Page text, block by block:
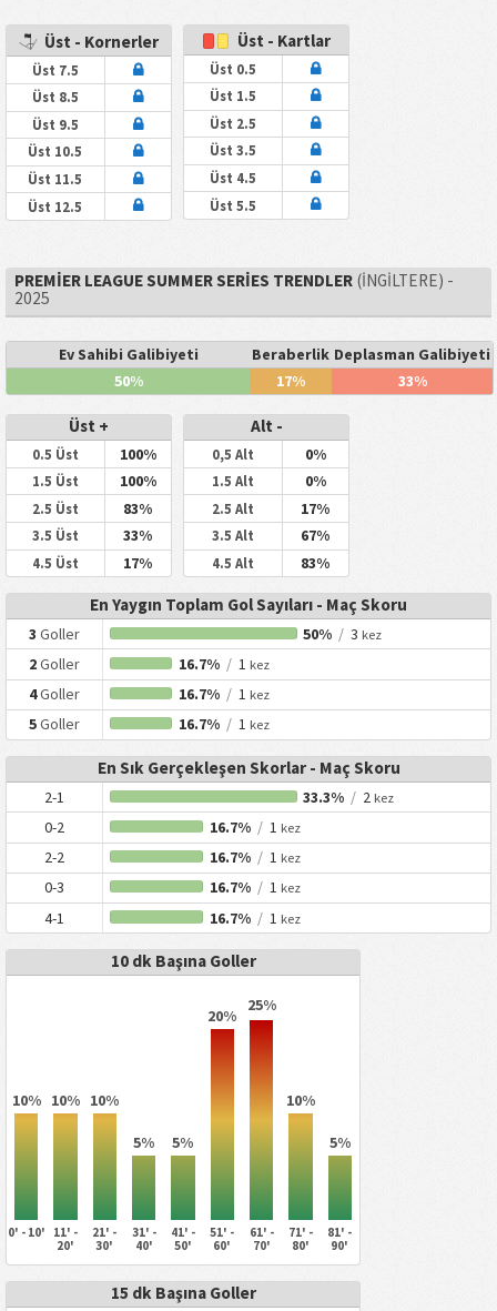
Üst - Kornerler
Üst 7.5
Üst 8.5
Üst 9.5
Üst 10.5
Üst 11.5
Üst 12.5
Üst - Kartlar
Üst 0.5
Üst 1.5
Üst 2.5
Üst 3.5
Üst 4.5
Üst 5.5
PREMIER LEAGUE SUMMER SERIES TRENDLER(İNGILTERE) -
2025
Ev Sahibi Galibiyeti Beraberlik Deplasman Galibiyeti
50%
17% 33%
Üst +
0.5 Üst 100%
1.5 Üst 100%
2.5 Üst 83%
3.5 Üst 33%
4.5 Üst 17%
Alt -
0,5 Alt 0%
1.5 Alt 0%
2.5 Alt 17%
3.5 Alt 67%
4.5 Alt 83%
En Yaygın Toplam Gol Sayıları - Maç Skoru
3Goller 50% / 3 kez
2Goller 16.7% /1 kez
4Goller 16.7% /1 kez
5Goller 16.7% /1 kez
En Sık Gerçekleşen Skorlar - Maç Skoru
2-1 33.3% / 2 kez
0-2 16.7% /1 kez
2-2 16.7% /1 kez
0-3 16.7% /1 kez
4-1 16.7% /1 kez
10 dk Başına Goller
10% 10% 10%
5% 5%
20%
25%
10%
5%
0' - 10'
11' -
20'
21' -
30'
31' -
40'
41' -
50'
51' -
60'
61' -
70'
71' -
80'
81' -
90'
15 dk Başına Goller